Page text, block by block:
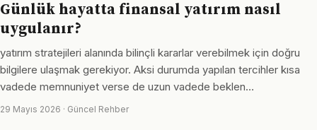
Günlük hayatta finansal yatırım nasıl
uygulanır?
yatırım stratejileri alanında bilinçli kararlar verebilmek için doğru
bilgilere ulaşmak gerekiyor. Aksi durumda yapılan tercihler kısa
vadede memnuniyet verse de uzun vadede beklen…
29 Mayıs 2026 · Güncel Rehber